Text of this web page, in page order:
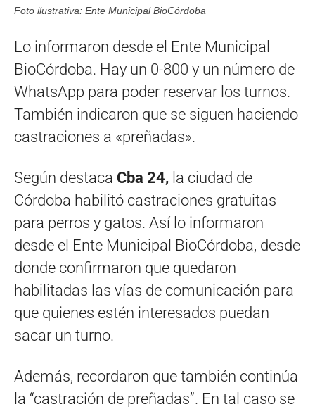
Foto ilustrativa: Ente Municipal BioCórdoba
Lo informaron desde el Ente Municipal
BioCórdoba. Hay un 0-800 y un número de
WhatsApp para poder reservar los turnos.
También indicaron que se siguen haciendo
castraciones a «preñadas».
Según destaca Cba 24, la ciudad de
Córdoba habilitó castraciones gratuitas
para perros y gatos. Así lo informaron
desde el Ente Municipal BioCórdoba, desde
donde confirmaron que quedaron
habilitadas las vías de comunicación para
que quienes estén interesados puedan
sacar un turno.
Además, recordaron que también continúa
la “castración de preñadas”. En tal caso se